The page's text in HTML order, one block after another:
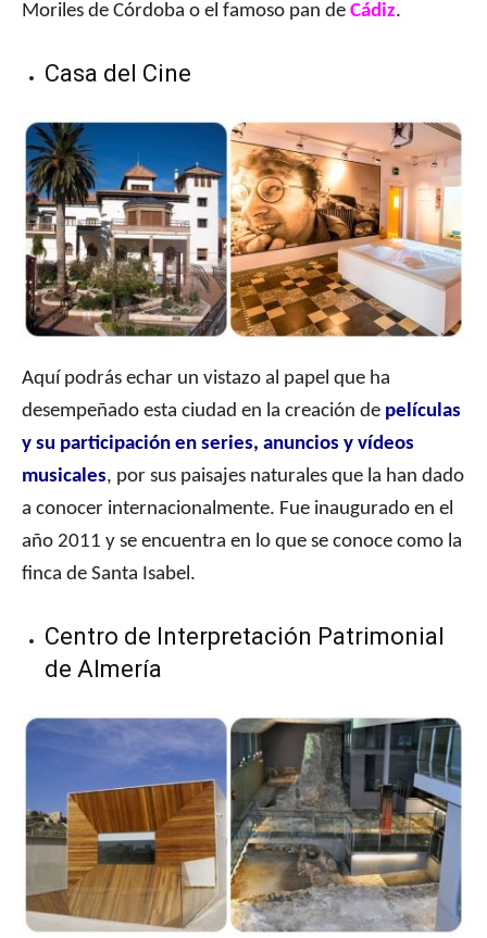
Moriles de Córdoba o el famoso pan de Cádiz.
Casa del Cine
Aquí podrás echar un vistazo al papel que ha
desempeñado esta ciudad en la creación de películas
y su participación en series, anuncios y vídeos
musicales, por sus paisajes naturales que la han dado
a conocer internacionalmente. Fue inaugurado en el
año 2011 y se encuentra en lo que se conoce como la
finca de Santa Isabel.
Centro de Interpretación Patrimonial
de Almería